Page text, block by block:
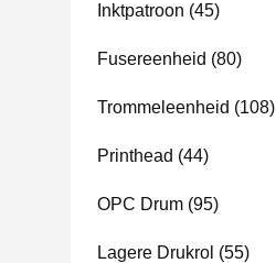
Inktpatroon (45)
Fusereenheid (80)
Trommeleenheid (108)
Printhead (44)
OPC Drum (95)
Lagere Drukrol (55)